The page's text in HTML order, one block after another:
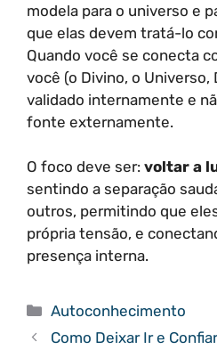
modela para o universo e
que elas devem tratá-lo
Quando você se conecta
você (o Divino, o Universo,
validado internamente e
fonte externamente.
O foco deve ser: voltar a
sentindo a separação
outros, permitindo que
própria tensão, e
presença interna.
Categorias
Autoconhecimento
Como Deixar Ir e